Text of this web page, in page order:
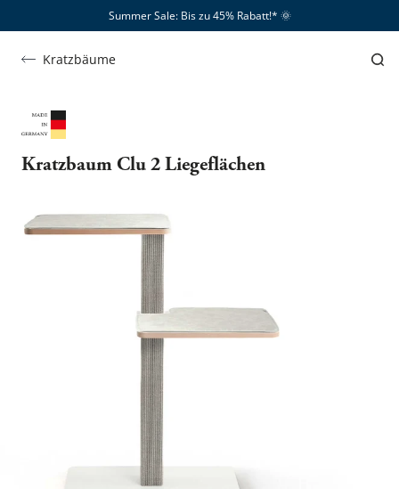
Summer Sale: Bis zu 45% Rabatt!*​ 🌞
Kratzbäume
Kratzbaum Clu 2 Liegeflächen